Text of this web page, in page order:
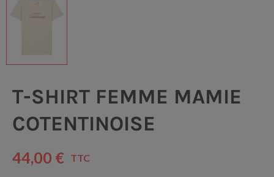
T-SHIRT FEMME MAMIE
COTENTINOISE
44,00 € TTC